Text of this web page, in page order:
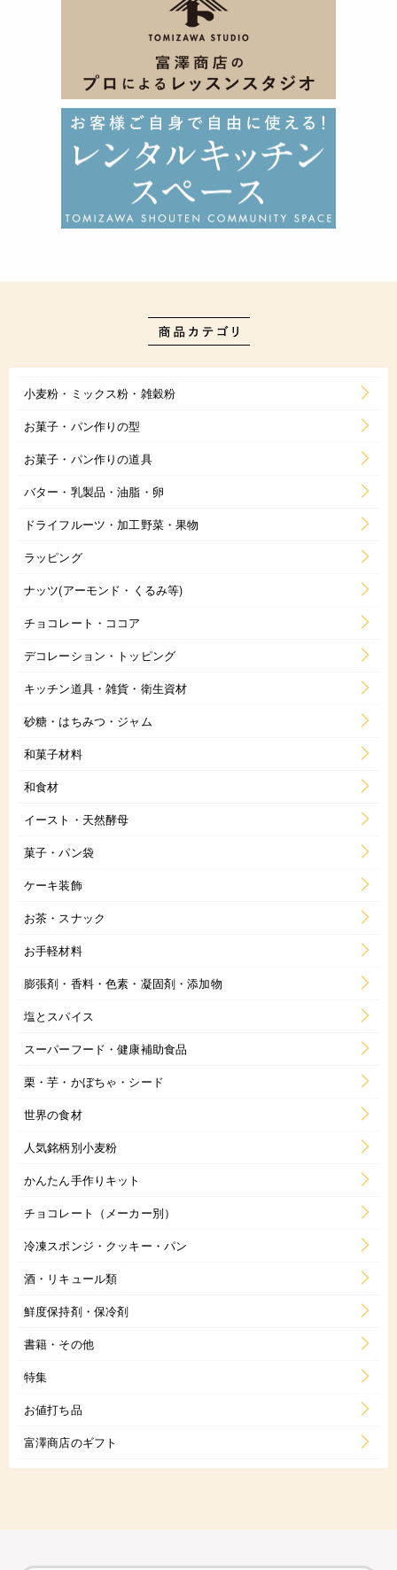
小麦粉・ミックス粉・雑穀粉
お菓子・パン作りの型
お菓子・パン作りの道具
バター・乳製品・油脂・卵
ドライフルーツ・加工野菜・果物
ラッピング
ナッツ(アーモンド・くるみ等)
チョコレート・ココア
デコレーション・トッピング
キッチン道具・雑貨・衛生資材
砂糖・はちみつ・ジャム
和菓子材料
和食材
イースト・天然酵母
菓子・パン袋
ケーキ装飾
お茶・スナック
お手軽材料
膨張剤・香料・色素・凝固剤・添加物
塩とスパイス
スーパーフード・健康補助食品
栗・芋・かぼちゃ・シード
世界の食材
人気銘柄別小麦粉
かんたん手作りキット
チョコレート（メーカー別）
冷凍スポンジ・クッキー・パン
酒・リキュール類
鮮度保持剤・保冷剤
書籍・その他
特集
お値打ち品
富澤商店のギフト